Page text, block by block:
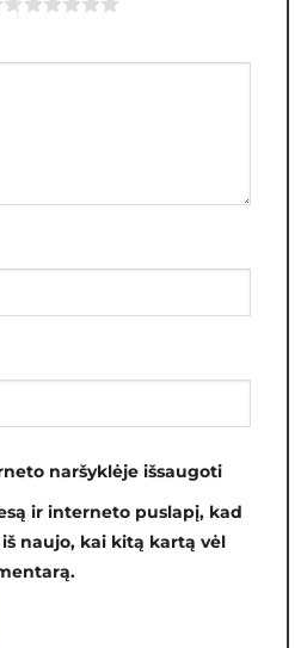
naršyklėje išsaugoti
ir interneto puslapį, kad
naujo, kai kitą kartą vėl